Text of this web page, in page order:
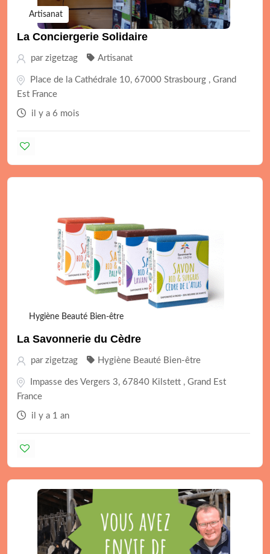
Artisanat
La Conciergerie Solidaire
par zigetzag Artisanat
Place de la Cathédrale 10, 67000 Strasbourg , Grand
Est France
il y a 6 mois
Hygiène Beauté Bien-être
La Savonnerie du Cèdre
par zigetzag Hygiène Beauté Bien-être
Impasse des Vergers 3, 67840 Kilstett , Grand Est
France
il y a 1 an